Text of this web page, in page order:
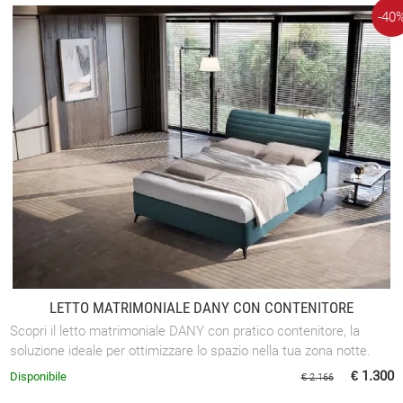
LETTO MATRIMONIALE DANY CON CONTENITORE
Scopri il letto matrimoniale DANY con pratico contenitore, la
soluzione ideale per ottimizzare lo spazio nella tua zona notte.
-
€ 2.166 € 1.300
Disponibile